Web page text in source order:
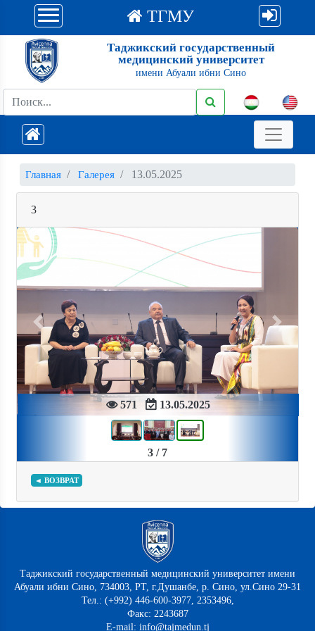
ТГМУ
Таджикский государственный
медицинский университет
имени Абуали ибни Сино
Главная Галерея 13.05.2025
3
571 13.05.2025
Previous Next
3 / 7
◄ ВОЗВРАТ
Таджикский государственный медицинский университет имени
Абуали ибни Сино, 734003, РТ, г.Душанбе, р. Сино, ул.Сино 29-31
Тел.: (+992) 446-600-3977, 2353496,
Факс: 2243687
E-mail: info@tajmedun.tj